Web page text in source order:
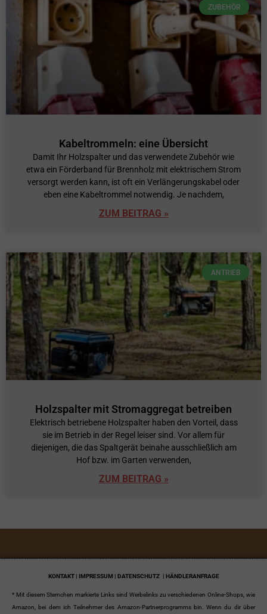
ZUBEHÖR
Kabeltrommeln: eine Übersicht
Damit Ihr Holzspalter und das verwendete Zubehör wie
etwa ein Förderband für Brennholz mit elektrischem Strom
versorgt werden kann, ist oft ein Verlängerungskabel oder
eben eine Kabeltrommel notwendig. Je nachdem,
ZUM BEITRAG »
ANTRIEB
Holzspalter mit Stromaggregat betreiben
Elektrisch betriebene Holzspalter haben den Vorteil, dass
sie im Betrieb in der Regel leiser sind. Vor allem für
diejenigen, die das Spaltgerät beinahe ausschließlich am
Hof bzw. im Garten verwenden,
ZUM BEITRAG »
KONTAKT | IMPRESSUM | DATENSCHUTZ | HÄNDLERANFRAGE
* Mit diesem Sternchen markierte Links sind Werbelinks zu verschiedenen Online-Shops, wie
Amazon, bei dem ich Teilnehmer des Amazon-Partnerprogramms bin. Wenn du dir über